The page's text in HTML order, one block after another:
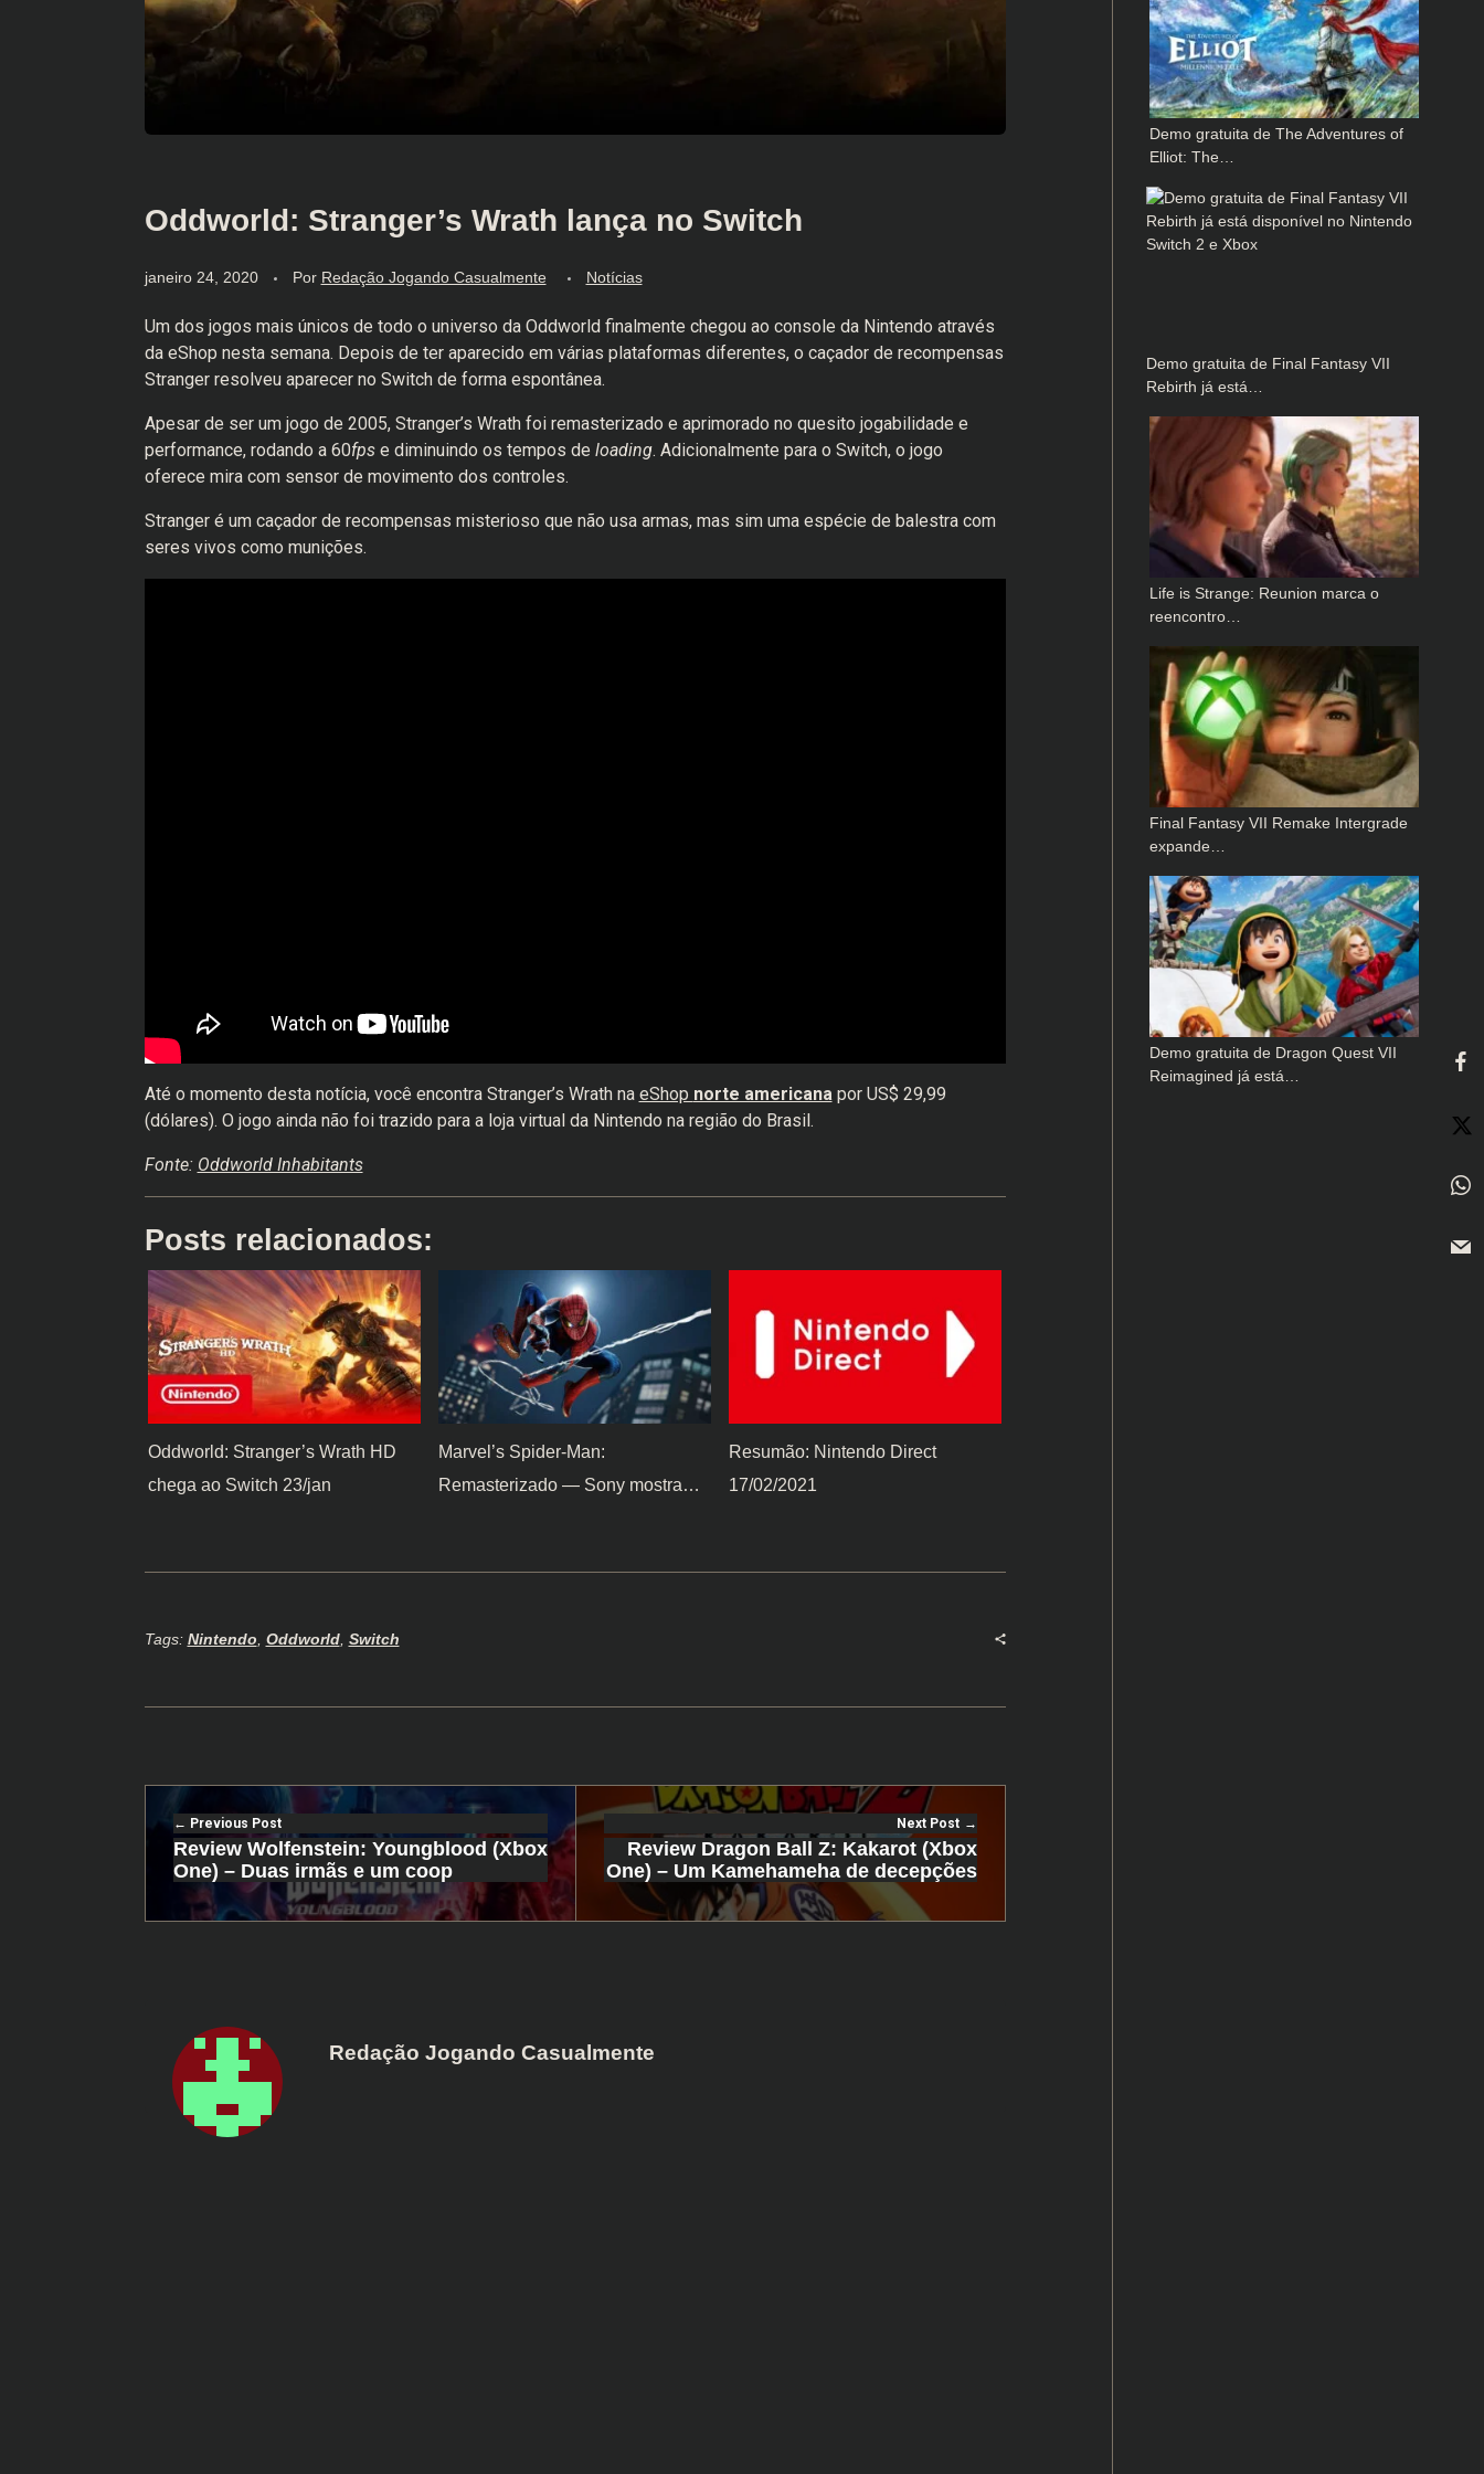
Oddworld: Stranger’s Wrath lança no Switch
janeiro 24, 2020 Por Redação Jogando Casualmente Notícias
Um dos jogos mais únicos de todo o universo da Oddworld finalmente chegou ao console da Nintendo através
da eShop nesta semana. Depois de ter aparecido em várias plataformas diferentes, o caçador de recompensas
Stranger resolveu aparecer no Switch de forma espontânea.
Apesar de ser um jogo de 2005, Stranger’s Wrath foi remasterizado e aprimorado no quesito jogabilidade e
performance, rodando a 60fpse diminuindo os tempos de loading. Adicionalmente para o Switch, o jogo
oferece mira com sensor de movimento dos controles.
Stranger é um caçador de recompensas misterioso que não usa armas, mas sim uma espécie de balestra com
seres vivos como munições.
Até o momento desta notícia, você encontra Stranger’s Wrath na eShop norte americanapor US$ 29,99
(dólares). O jogo ainda não foi trazido para a loja virtual da Nintendo na região do Brasil.
Fonte: Oddworld Inhabitants
Posts relacionados:
Oddworld: Stranger’s Wrath HD
chega ao Switch 23/jan
Marvel’s Spider-Man:
Remasterizado — Sony mostra…
Resumão: Nintendo Direct
17/02/2021
Tags: Nintendo Oddworld, Switch
Previous Post
Review Wolfenstein: Youngblood (Xbox
One) – Duas irmãs e um coop
Next Post
Review Dragon Ball Z: Kakarot (Xbox
One) – Um Kamehameha de decepções
Redação Jogando Casualmente
Demo gratuita de The Adventures of
Elliot: The…
Demo gratuita de Final Fantasy VII
Rebirth já está…
Life is Strange: Reunion marca o
reencontro…
Final Fantasy VII Remake Intergrade
expande…
Demo gratuita de Dragon Quest VII
Reimagined já está…